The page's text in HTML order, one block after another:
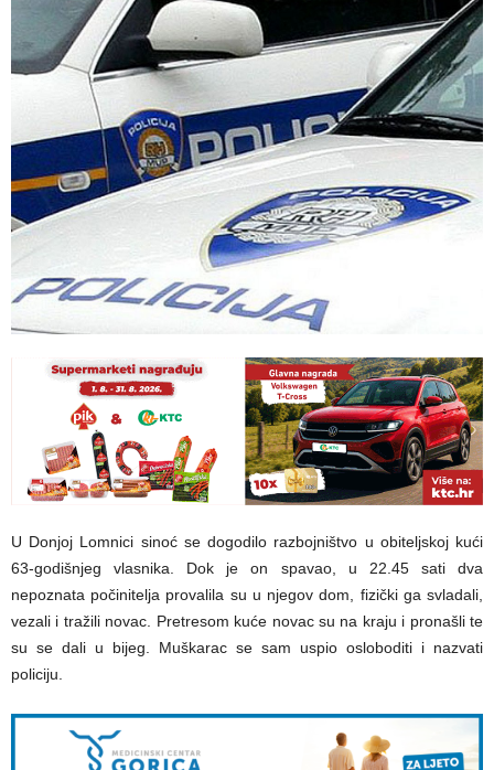
U Donjoj Lomnici sinoć se dogodilo razbojništvo u obiteljskoj kući
63-godišnjeg vlasnika. Dok je on spavao, u 22.45 sati dva
nepoznata počinitelja provalila su u njegov dom, fizički ga svladali,
vezali i tražili novac. Pretresom kuće novac su na kraju i pronašli te
su se dali u bijeg. Muškarac se sam uspio osloboditi i nazvati
policiju.